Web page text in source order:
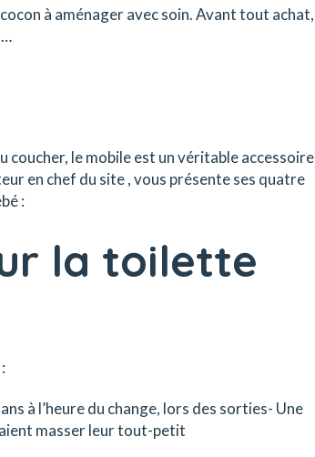
à aménager avec soin. Avant tout achat,
coucher, le mobile est un véritable accessoire
en chef du site , vous présente ses quatre
:
la toilette
à l’heure du change, lors des sorties- Une
masser leur tout-petit